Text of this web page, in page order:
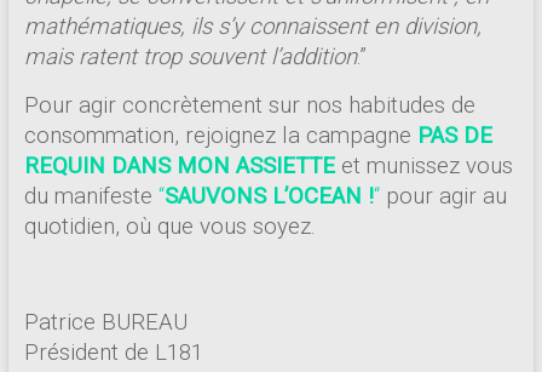
mathématiques, ils s’y connaissent en division,
mais ratent trop souvent l’addition.”
Pour agir concrètement sur nos habitudes de
consommation, rejoignez la campagne PAS DE
REQUIN DANS MON ASSIETTEet munissez vous
du manifeste “SAUVONS L’OCEAN !“pour agir au
quotidien, où que vous soyez.
Patrice BUREAU
Président de L181